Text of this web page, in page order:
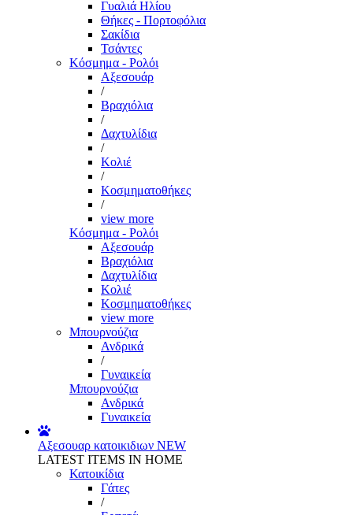
Γυαλιά Ηλίου
Θήκες - Πορτοφόλια
Σακίδια
Τσάντες
Κόσμημα - Ρολόι
Αξεσουάρ
/
Βραχιόλια
/
Δαχτυλίδια
/
Κολιέ
/
Κοσμηματοθήκες
/
view more
Κόσμημα - Ρολόι
Αξεσουάρ
Βραχιόλια
Δαχτυλίδια
Κολιέ
Κοσμηματοθήκες
view more
Μπουρνούζια
Ανδρικά
/
Γυναικεία
Μπουρνούζια
Ανδρικά
Γυναικεία
Αξεσουαρ κατοικιδιων NEW
LATEST ITEMS IN HOME
Κατοικίδια
Γάτες
/